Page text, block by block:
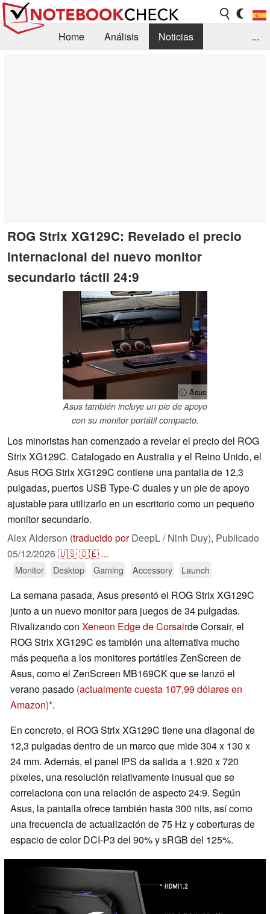
Home Análisis
Noticias
...
ROG Strix XG129C: Revelado el precio
internacional del nuevo monitor
secundario táctil 24:9
ⓘ Asus
Asus también incluye un pie de apoyo
con su monitor portátil compacto.
Los minoristas han comenzado a revelar el precio del ROG
Strix XG129C. Catalogado en Australia y el Reino Unido, el
Asus ROG Strix XG129C contiene una pantalla de 12,3
pulgadas, puertos USB Type-C duales y un pie de apoyo
ajustable para utilizarlo en un escritorio como un pequeño
monitor secundario.
Alex Alderson (traducido porDeepL / Ninh Duy), Publicado
05/12/2026🇺🇸🇩🇪 ...
Monitor Desktop Gaming Accessory Launch
La semana pasada, Asus presentó el ROG Strix XG129C
junto a un nuevo monitor para juegos de 34 pulgadas.
Rivalizando con Xeneon Edge de Corsairde Corsair, el
ROG Strix XG129C es también una alternativa mucho
más pequeña a los monitores portátiles ZenScreen de
Asus, como el ZenScreen MB169CK que se lanzó el
verano pasado (actualmente cuesta 107,99 dólares en
Amazon) .
En concreto, el ROG Strix XG129C tiene una diagonal de
12,3 pulgadas dentro de un marco que mide 304 x 130 x
24 mm. Además, el panel IPS da salida a 1.920 x 720
píxeles, una resolución relativamente inusual que se
correlaciona con una relación de aspecto 24:9. Según
Asus, la pantalla ofrece también hasta 300 nits, así como
una frecuencia de actualización de 75 Hz y coberturas de
espacio de color DCI-P3 del 90% y sRGB del 125%.